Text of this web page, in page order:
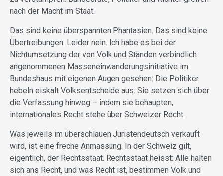
nach der Macht im Staat.
Das sind keine überspannten Phantasien. Das sind keine
Übertreibungen. Leider nein. Ich habe es bei der
Nichtumsetzung der von Volk und Ständen verbindlich
angenommenen Masseneinwanderungsinitiative im
Bundeshaus mit eigenen Augen gesehen: Die Politiker
hebeln eiskalt Volksentscheide aus. Sie setzen sich über
die Verfassung hinweg – indem sie behaupten,
internationales Recht stehe über Schweizer Recht.
Was jeweils im überschlauen Juristendeutsch verkauft
wird, ist eine freche Anmassung. In der Schweiz gilt,
eigentlich, der Rechtsstaat. Rechtsstaat heisst: Alle halten
sich ans Recht, und was Recht ist, bestimmen Volk und